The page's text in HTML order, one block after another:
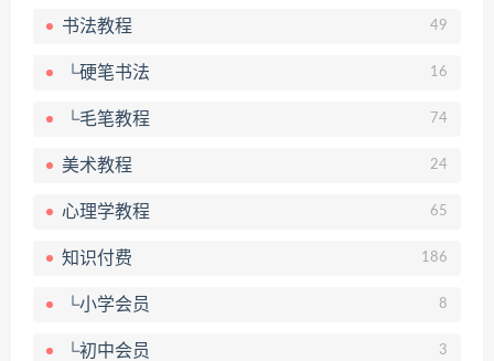
书法教程 49
└硬笔书法 16
└毛笔教程 74
美术教程 24
心理学教程 65
知识付费 186
└小学会员 8
└初中会员 3